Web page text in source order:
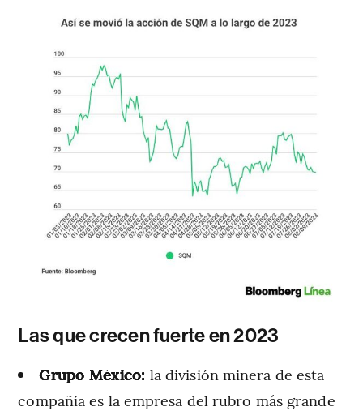
Las que crecen fuerte en 2023
Grupo México: la división minera de esta
compañía es la empresa del rubro más grande